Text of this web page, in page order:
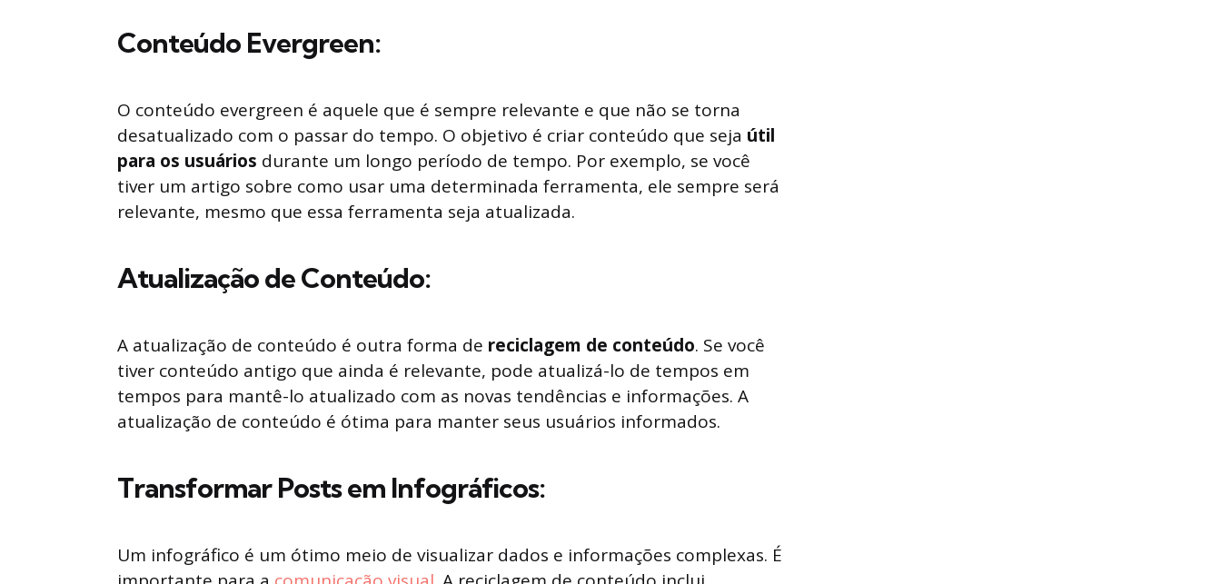
Conteúdo Evergreen:
O conteúdo evergreen é aquele que é sempre relevante e que não se torna
desatualizado com o passar do tempo. O objetivo é criar conteúdo que seja útil
para os usuários durante um longo período de tempo. Por exemplo, se você
tiver um artigo sobre como usar uma determinada ferramenta, ele sempre será
relevante, mesmo que essa ferramenta seja atualizada.
Atualização de Conteúdo:
A atualização de conteúdo é outra forma de reciclagem de conteúdo. Se você
tiver conteúdo antigo que ainda é relevante, pode atualizá-lo de tempos em
tempos para mantê-lo atualizado com as novas tendências e informações. A
atualização de conteúdo é ótima para manter seus usuários informados.
Transformar Posts em Infográficos:
Um infográfico é um ótimo meio de visualizar dados e informações complexas. É